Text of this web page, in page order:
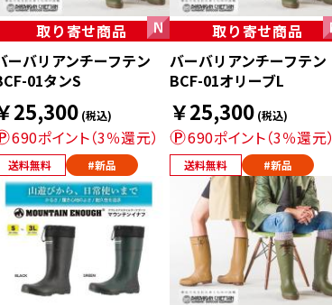
取り寄せ商品
ーバリアンチーフテン
01タンS
25,300 (税込)
690ポイント（3％還元）
送料無料 #新品
取り寄せ商品
バーバリアンチーフテン
BCF-01オリーブL
￥25,300 (税込)
690ポイント（3％還元）
送料無料 #新品